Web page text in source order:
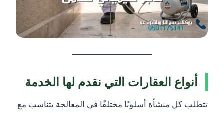
أنواع العقارات التي نقدم لها الخدمة
تتطلب كل منشأة أسلوبًا مختلفًا في المعالجة يتناسب مع